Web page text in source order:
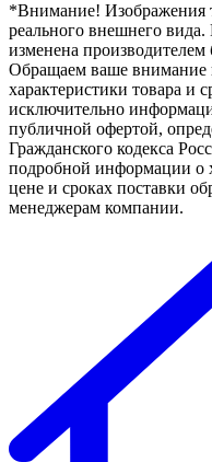
*Внимание! Изображения
реального внешнего
изменена производителем
Обращаем ваше внимание
характеристики товара и
исключительно
публичной офертой,
Гражданского кодекса
подробной информации о
цене и сроках поставки
менеджерам компании.